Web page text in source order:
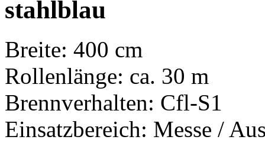
stahlblau
Breite: 400 cm
Rollenlänge: ca. 30 m
Brennverhalten: Cfl-S1
Einsatzbereich: Messe /